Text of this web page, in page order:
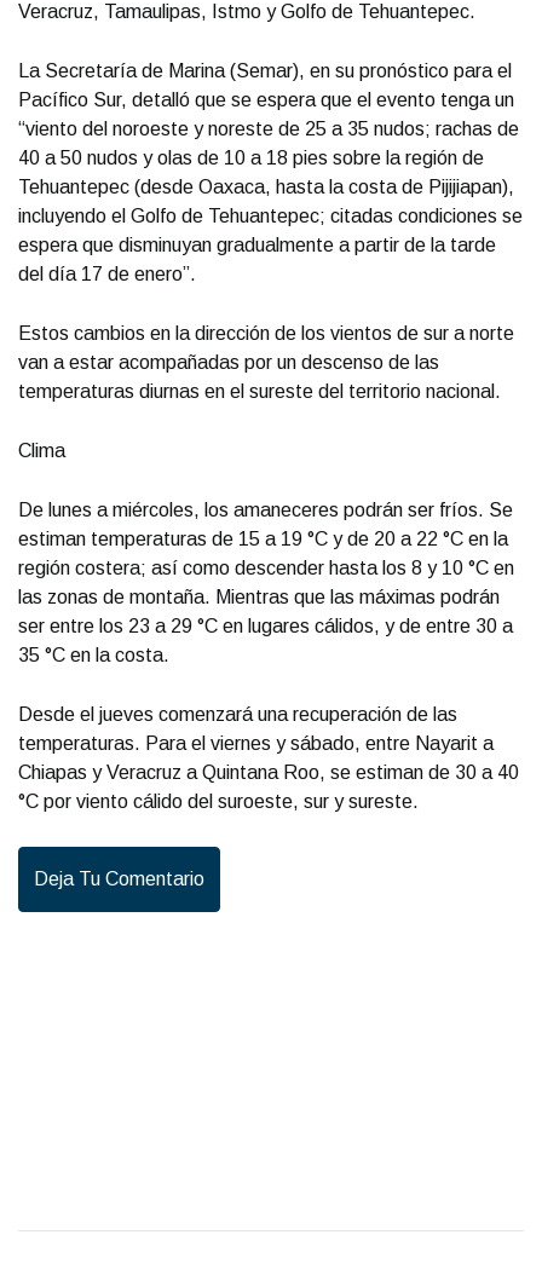
Veracruz, Tamaulipas, Istmo y Golfo de Tehuantepec.
La Secretaría de Marina (Semar), en su pronóstico para el
Pacífico Sur, detalló que se espera que el evento tenga un
“viento del noroeste y noreste de 25 a 35 nudos; rachas de
40 a 50 nudos y olas de 10 a 18 pies sobre la región de
Tehuantepec (desde Oaxaca, hasta la costa de Pijijiapan),
incluyendo el Golfo de Tehuantepec; citadas condiciones se
espera que disminuyan gradualmente a partir de la tarde
del día 17 de enero”.
Estos cambios en la dirección de los vientos de sur a norte
van a estar acompañadas por un descenso de las
temperaturas diurnas en el sureste del territorio nacional.
Clima
De lunes a miércoles, los amaneceres podrán ser fríos. Se
estiman temperaturas de 15 a 19 °C y de 20 a 22 °C en la
región costera; así como descender hasta los 8 y 10 °C en
las zonas de montaña. Mientras que las máximas podrán
ser entre los 23 a 29 °C en lugares cálidos, y de entre 30 a
35 °C en la costa.
Desde el jueves comenzará una recuperación de las
temperaturas. Para el viernes y sábado, entre Nayarit a
Chiapas y Veracruz a Quintana Roo, se estiman de 30 a 40
°C por viento cálido del suroeste, sur y sureste.
Deja Tu Comentario